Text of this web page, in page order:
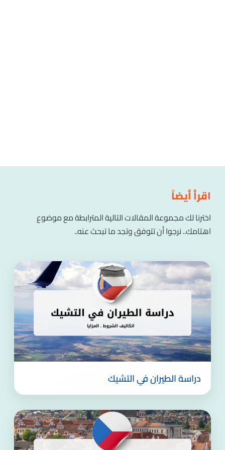
اقرأ أيضاً
اخترنا لك مجموعة المقالات التالية المترابطة مع موضوع
اهتامك.. نرجوا أن تتوفق وتجد ما تبحث عنه..
دراسة الطيران في التشيك